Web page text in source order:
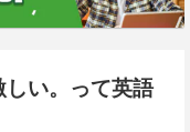
い。って英語